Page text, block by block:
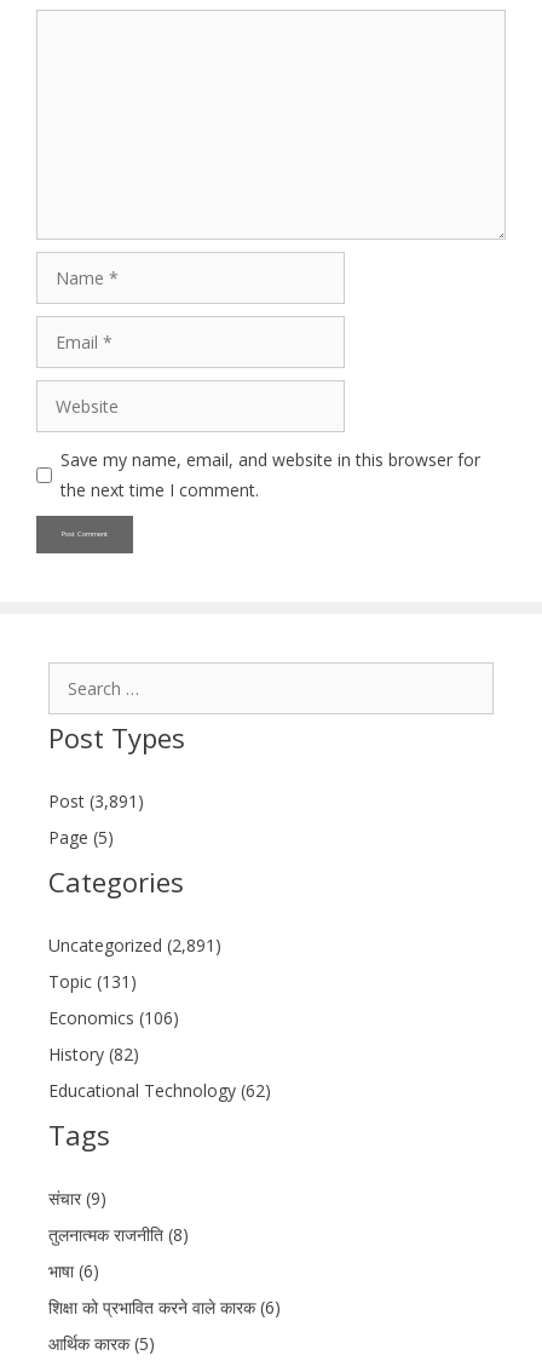
Website
Save my name, email, and website in this browser for
the next time I comment.
Post Types
Post (3,891)
Page (5)
Categories
Uncategorized (2,891)
Topic (131)
Economics (106)
History (82)
Educational Technology (62)
Tags
संचार (9)
तुलनात्मक राजनीति (8)
भाषा (6)
शिक्षा को प्रभावित करने वाले कारक (6)
आर्थिक कारक (5)